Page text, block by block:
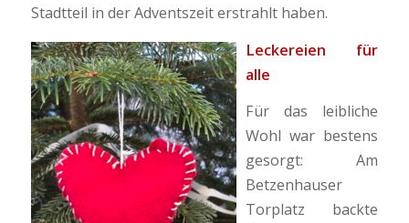
Stadtteil in der Adventszeit erstrahlt haben.
Leckereien für
alle
Für das leibliche
Wohl war bestens
gesorgt: Am
Betzenhauser
Torplatz backte